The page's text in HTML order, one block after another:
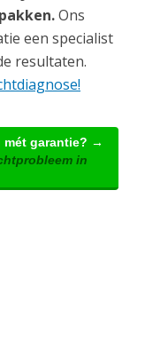
Ons
een specialist
resultaten.
mét garantie? →
in